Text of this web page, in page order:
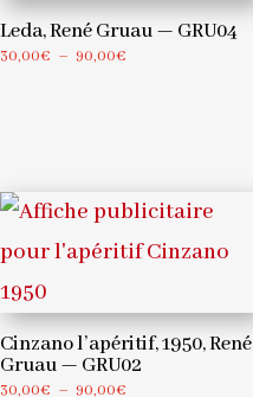
Leda, René Gruau — GRU04
30,00€ – 90,00€
Cinzano l’apéritif, 1950, René
Gruau — GRU02
30,00€ – 90,00€